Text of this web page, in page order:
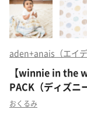
aden+anais（エイデ
【winnie in the
PACK（ディズニ
おくるみ